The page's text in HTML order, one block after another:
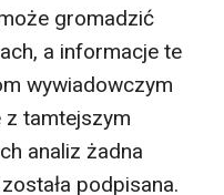
gromadzić
a informacje te
wywiadowczym
z tamtejszym
analiz żadna
podpisana.